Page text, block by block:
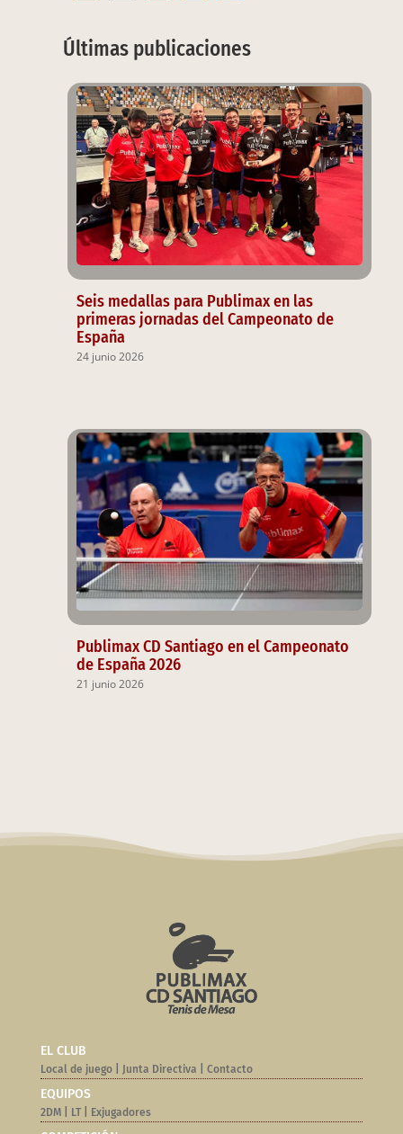
Últimas publicaciones
Seis medallas para Publimax en las
primeras jornadas del Campeonato de
España
24 junio 2026
Publimax CD Santiago en el Campeonato
de España 2026
21 junio 2026
EL CLUB
Local de juego| Junta Directiva Contacto
EQUIPOS
2DM| LT| Exjugadores